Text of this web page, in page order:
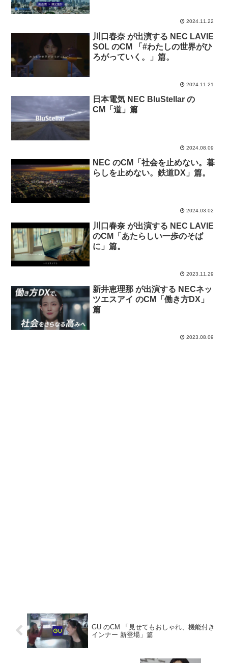
2024.11.22
川口春奈 が出演する NEC LAVIE
SOL のCM 「#わたしの世界がひ
ろがっていく。」篇。
2024.11.21
日本電気 NEC BluStellar の
CM「道」篇
2024.08.09
NEC のCM「社会を止めない。暮
らしを止めない。鉄道DX」篇。
2024.03.02
川口春奈 が出演する NEC LAVIE
のCM「あたらしい一歩のそば
に」篇。
2023.11.29
新井恵理那 が出演する NECネッ
ツエスアイ のCM「働き方DX」
篇
2023.08.09
GU のCM 「見せてもおしゃれ、機能付き
インナー 新登場」篇